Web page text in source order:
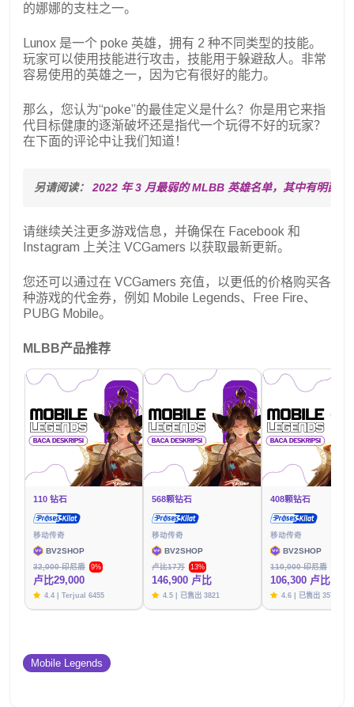
的娜娜的支柱之一。
Lunox 是一个 poke 英雄，拥有 2 种不同类型的技能。
玩家可以使用技能进行攻击，技能用于躲避敌人。非常
容易使用的英雄之一，因为它有很好的能力。
那么，您认为“poke”的最佳定义是什么？你是用它来指
代目标健康的逐渐破坏还是指代一个玩得不好的玩家？
在下面的评论中让我们知道！
另请阅读： 2022 年 3 月最弱的 MLBB 英雄名单，其中有明西塔
请继续关注更多游戏信息，并确保在 Facebook 和
Instagram 上关注 VCGamers 以获取最新更新。
您还可以通过在 VCGamers 充值，以更低的价格购买各
种游戏的代金券，例如 Mobile Legends、Free Fire、
PUBG Mobile。
MLBB产品推荐
110 钻石
移动传奇
BV2SHOP
32,000 印尼盾
9%
卢比29,000
4.4 | Terjual 6455
568颗钻石
移动传奇
BV2SHOP
卢比17万
13%
146,900 卢比
4.5 | 已售出 3821
408颗钻石
移动传奇
BV2SHOP
110,000 印尼盾
106,300 卢比
4.6 | 已售出 3576
Mobile Legends